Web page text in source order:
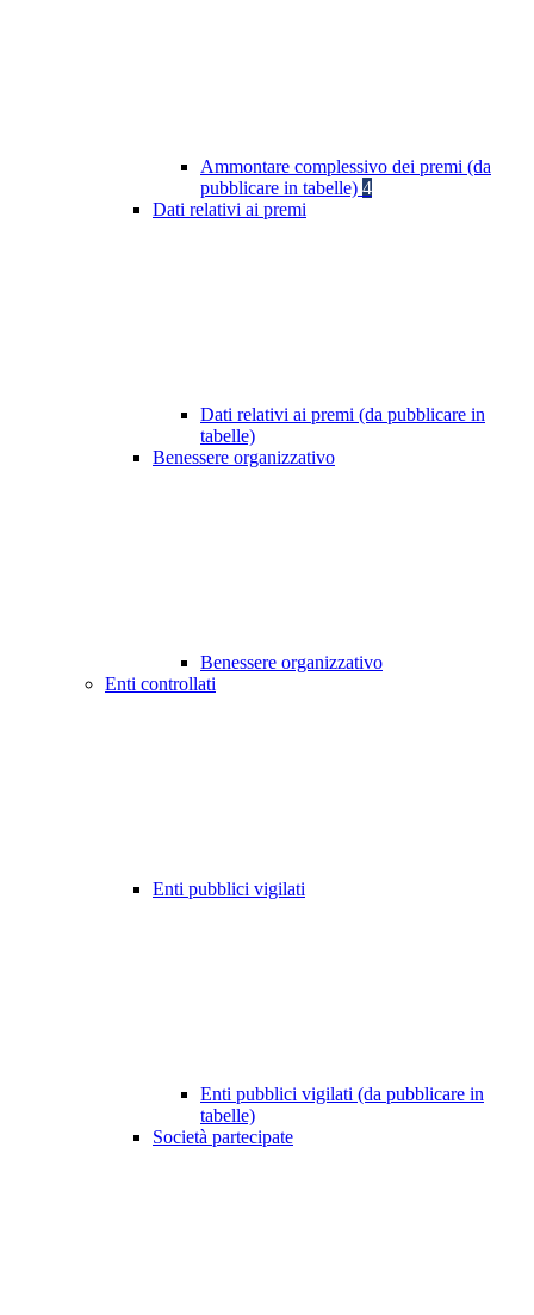
Ammontare complessivo dei premi (da
pubblicare in tabelle) 4
Dati relativi ai premi
Dati relativi ai premi (da pubblicare in
tabelle)
Benessere organizzativo
Benessere organizzativo
Enti controllati
Enti pubblici vigilati
Enti pubblici vigilati (da pubblicare in
tabelle)
Società partecipate